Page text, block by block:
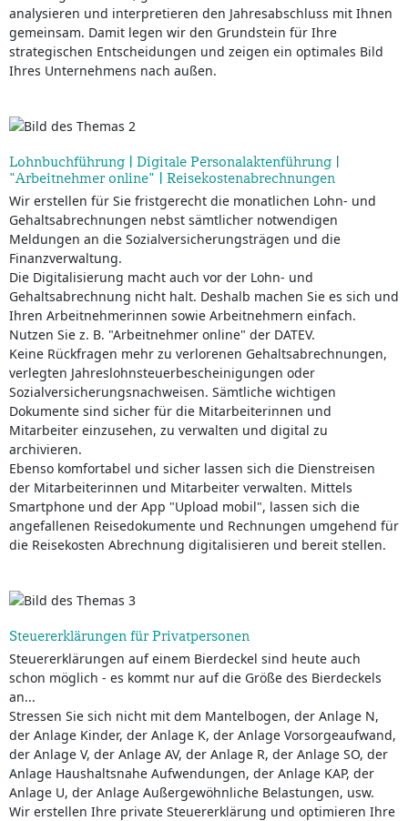
analysieren und interpretieren den Jahresabschluss mit Ihnen
gemeinsam. Damit legen wir den Grundstein für Ihre
strategischen Entscheidungen und zeigen ein optimales Bild
Ihres Unternehmens nach außen.
Lohnbuchführung | Digitale Personalaktenführung |
"Arbeitnehmer online" | Reisekostenabrechnungen
Wir erstellen für Sie fristgerecht die monatlichen Lohn- und
Gehaltsabrechnungen nebst sämtlicher notwendigen
Meldungen an die Sozialversicherungsträgen und die
Finanzverwaltung.
Die Digitalisierung macht auch vor der Lohn- und
Gehaltsabrechnung nicht halt. Deshalb machen Sie es sich und
Ihren Arbeitnehmerinnen sowie Arbeitnehmern einfach.
Nutzen Sie z. B. "Arbeitnehmer online" der DATEV.
Keine Rückfragen mehr zu verlorenen Gehaltsabrechnungen,
verlegten Jahreslohnsteuerbescheinigungen oder
Sozialversicherungsnachweisen. Sämtliche wichtigen
Dokumente sind sicher für die Mitarbeiterinnen und
Mitarbeiter einzusehen, zu verwalten und digital zu
archivieren.
Ebenso komfortabel und sicher lassen sich die Dienstreisen
der Mitarbeiterinnen und Mitarbeiter verwalten. Mittels
Smartphone und der App "Upload mobil", lassen sich die
angefallenen Reisedokumente und Rechnungen umgehend für
die Reisekosten Abrechnung digitalisieren und bereit stellen.
Steuererklärungen für Privatpersonen
Steuererklärungen auf einem Bierdeckel sind heute auch
schon möglich - es kommt nur auf die Größe des Bierdeckels
an...
Stressen Sie sich nicht mit dem Mantelbogen, der Anlage N,
der Anlage Kinder, der Anlage K, der Anlage Vorsorgeaufwand,
der Anlage V, der Anlage AV, der Anlage R, der Anlage SO, der
Anlage Haushaltsnahe Aufwendungen, der Anlage KAP, der
Anlage U, der Anlage Außergewöhnliche Belastungen, usw.
Wir erstellen Ihre private Steuererklärung und optimieren Ihre